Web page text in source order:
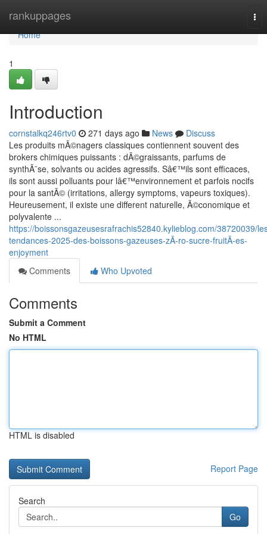
rankuppages
Home
Home
1
Introduction
cornstalkq246rtv0 271 days ago News
Discuss
Les produits mÃ©nagers classiques contiennent souvent des
brokers chimiques puissants : dÃ©graissants, parfums de
synthÃ¨se, solvants ou acides agressifs. Sâ€™ils sont efficaces,
ils sont aussi polluants pour lâ€™environnement et parfois nocifs
pour la santÃ© (irritations, allergy symptoms, vapeurs toxiques).
Heureusement, il existe une different naturelle, Ã©conomique et
polyvalente ...
https://boissonsgazeusesrafrachis52840.kylieblog.com/38720039/
tendances-2025-des-boissons-gazeuses-zÃ-ro-sucre-fruitÃ-es-
enjoyment
Comments
Who Upvoted
Comments
Submit a Comment
No HTML
HTML is disabled
Report Page
Search
Go